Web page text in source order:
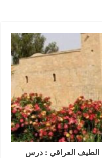
العراقيون.. الحلقة 2 /5: الطيف العراقي : درس